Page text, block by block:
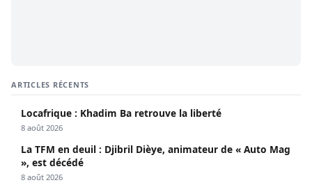
ARTICLES RÉCENTS
Locafrique : Khadim Ba retrouve la liberté
8 août 2026
La TFM en deuil : Djibril Dièye, animateur de « Auto Mag
», est décédé
8 août 2026